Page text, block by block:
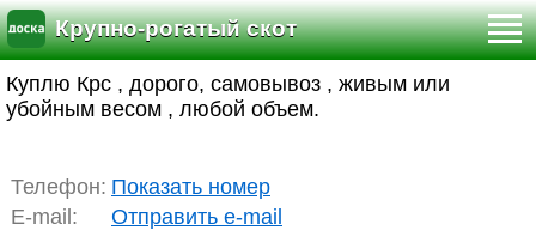
Крупно-рогатый скот
Куплю Крс , дорого, самовывоз , живым или
убойным весом , любой объем.
Телефон: Показать номер
E-mail:
Отправить e-mail